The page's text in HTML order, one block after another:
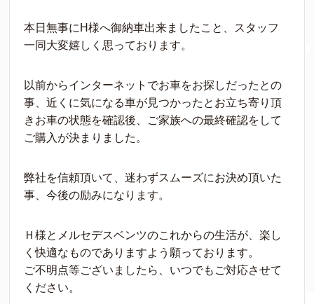
本日無事にH様へ御納車出来ましたこと、スタッフ
一同大変嬉しく思っております。
以前からインターネットでお車をお探しだったとの
事、近くに気になる車が見つかったとお立ち寄り頂
きお車の状態を確認後、ご家族への最終確認をして
ご購入が決まりました。
弊社を信頼頂いて、迷わずスムーズにお決め頂いた
事、今後の励みになります。
Ｈ様とメルセデスベンツのこれからの生活が、楽し
く快適なものでありますよう願っております。
ご不明点等ございましたら、いつでもご対応させて
ください。